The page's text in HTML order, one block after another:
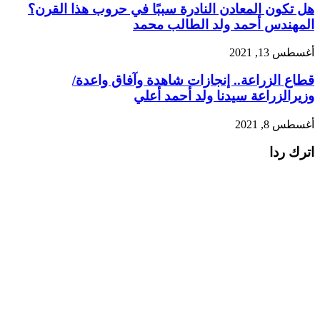
هل تكون المعادن النادرة سببًا في حروب هذا القرن؟
المهندس أحمد ولد الطالب محمد
أغسطس 13, 2021
قطاع الزراعة.. إنجازات شاهدة وآفاق واعدة/
وزيرالزراعة سيدنا ولد أحمد أعلي
أغسطس 8, 2021
اترك ردا